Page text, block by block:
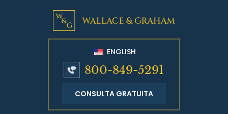
ENGLISH
800-849-5291
CONSULTA GRATUITA